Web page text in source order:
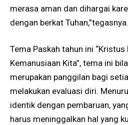
merasa aman dan dihargai
dengan berkat Tuhan,”tegasnya.
Tema Paskah tahun ini
Kemanusiaan Kita”, tema ini
merupakan panggilan bagi
melakukan evaluasi diri.
identik dengan pembaruan,
harus meninggalkan hal yang